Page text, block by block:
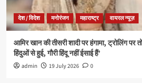
देश / विदेश मनोरंजन महाराष्ट्र वायरल न्यूज़
आमिर खान की तीसरी शादी पर हंगामा, ट्रोलिंग पर
हिंदुओं से हुई, गौरी हिंदू नहीं ईसाई हैं’
admin 19 July 2026 0